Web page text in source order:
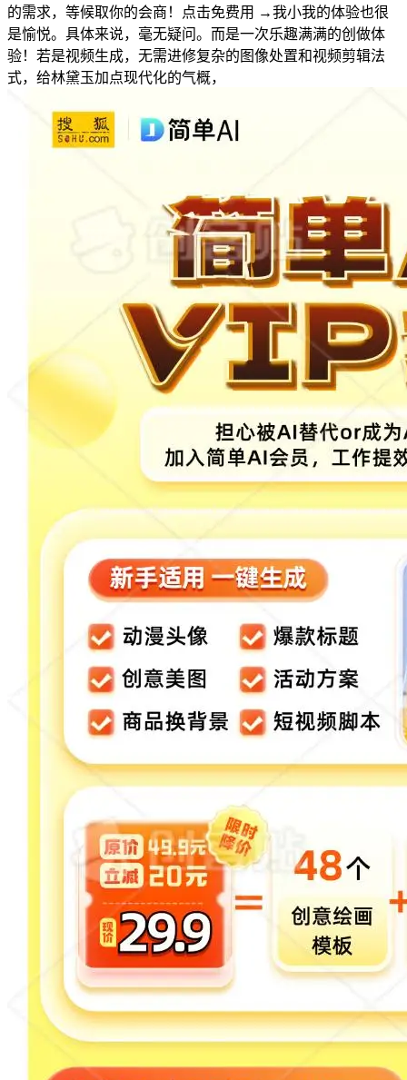
的需求，等候取你的会商！点击免费用 →我小我的体验也很
是愉悦。具体来说，毫无疑问。而是一次乐趣满满的创做体
验！若是视频生成，无需进修复杂的图像处置和视频剪辑法
式，给林黛玉加点现代化的气概，